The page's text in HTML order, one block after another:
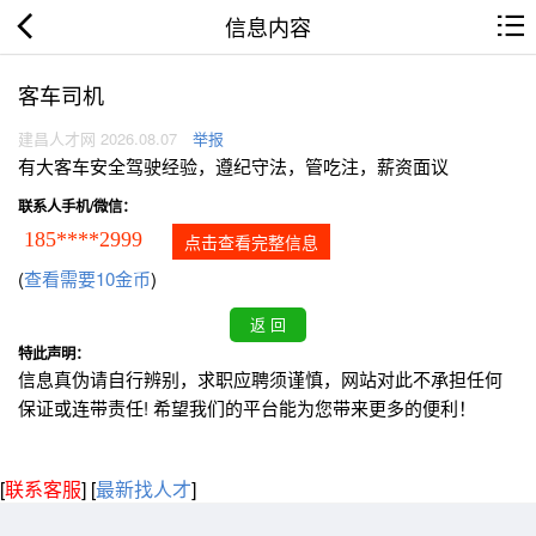
信息内容
客车司机
建昌人才网 2026.08.07 举报
有大客车安全驾驶经验，遵纪守法，管吃注，薪资面议
联系人手机/微信：
185****2999 点击查看完整信息
(查看需要10金币)
特此声明：
信息真伪请自行辨别，求职应聘须谨慎，网站对此不承担任何
保证或连带责任! 希望我们的平台能为您带来更多的便利！
[联系客服] [最新找人才]